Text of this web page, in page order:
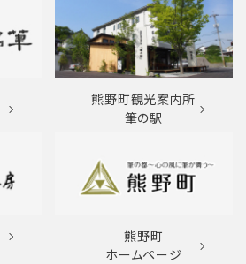
熊野町観光案内所
筆の駅
熊野町
ホームページ